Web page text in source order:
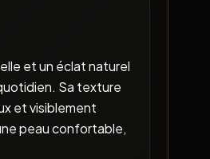
et un éclat naturel
Sa texture
et visiblement
peau confortable,